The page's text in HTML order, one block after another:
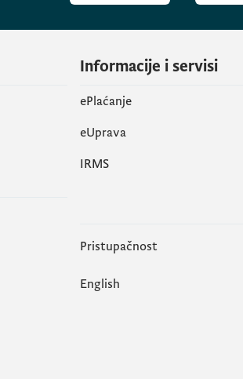
Informacije i servisi
ePlaćanje
eUprava
IRMS
Pristupačnost
English